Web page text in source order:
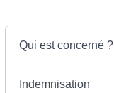
Qui est concerné ?
Indemnisation